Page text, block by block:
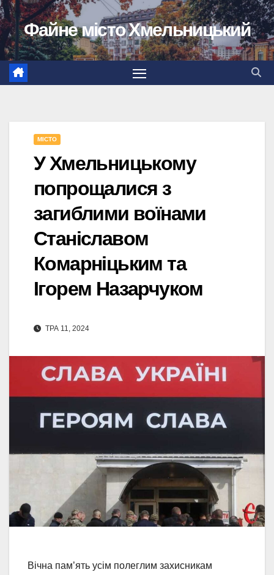
Перейти
до
вмісту
Файне місто Хмельницький
МІСТО
У Хмельницькому
попрощалися з
загиблими воїнами
Станіславом
Комарніцьким та
Ігорем Назарчуком
ТРА 11, 2024
Вічна пам’ять усім полеглим захисникам